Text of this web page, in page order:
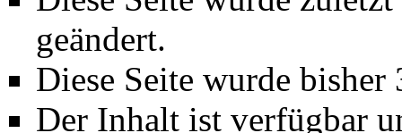
geändert.
Diese Seite wurde
Der Inhalt ist verfügbar